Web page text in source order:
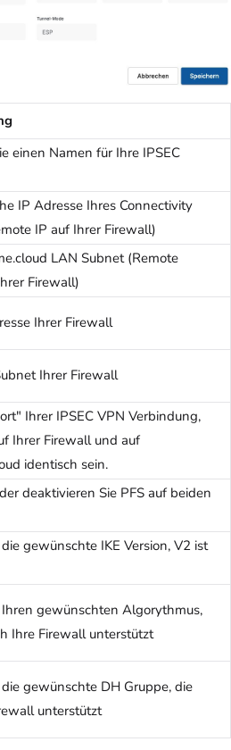
einen Namen für Ihre IPSEC
IP Adresse Ihres Connectivity
IP auf Ihrer Firewall)
LAN Subnet (Remote
Firewall)
Ihrer Firewall
Ihrer Firewall
Ihrer IPSEC VPN Verbindung,
Ihrer Firewall und auf
identisch sein.
deaktivieren Sie PFS auf beiden
gewünschte IKE Version, V2 ist
gewünschten Algorythmus,
Ihre Firewall unterstützt
gewünschte DH Gruppe, die
unterstützt